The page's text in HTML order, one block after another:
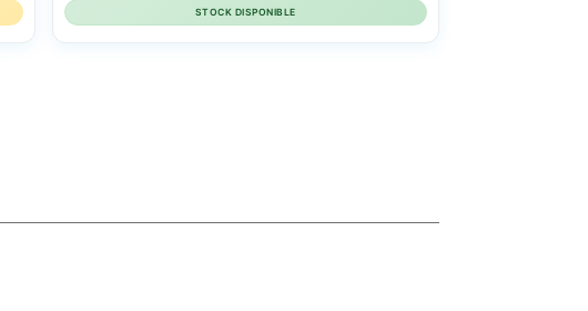
STOCK DISPONIBLE